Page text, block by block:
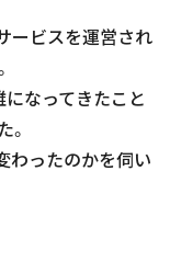
ービスを運営され
なってきたこと
わったのかを伺い